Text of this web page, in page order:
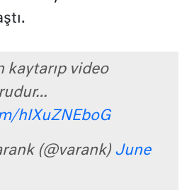
kaytarıp video
hIXuZNEboG
(@varank) June